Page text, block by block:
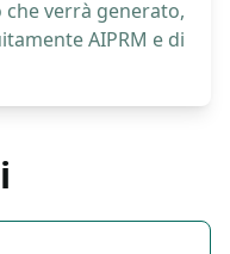
verrà generato,
AIPRM e di